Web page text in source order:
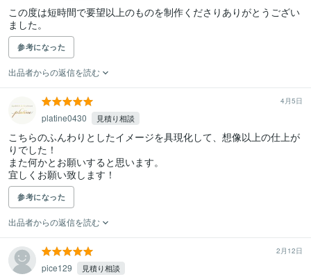
この度は短時間で要望以上のものを制作くださりありがとうござい
参考になった
出品者からの返信を読む
4月5日
platine0430 見積り相談
こちらのふんわりとしたイメージを具現化して、想像以上の仕上が
りでした！
また何かとお願いすると思います。
宜しくお願い致します！
参考になった
出品者からの返信を読む
2月12日
pice129 見積り相談